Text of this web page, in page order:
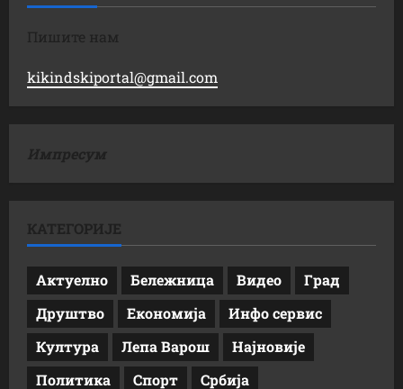
Пишите нам
kikindskiportal@gmail.com
Импресум
КАТЕГОРИЈЕ
Актуелно Бележница Видео
Град
Друштво
Економија
Инфо сервис
Култура
Лепа Варош
Најновије
Политика
Спорт Србија